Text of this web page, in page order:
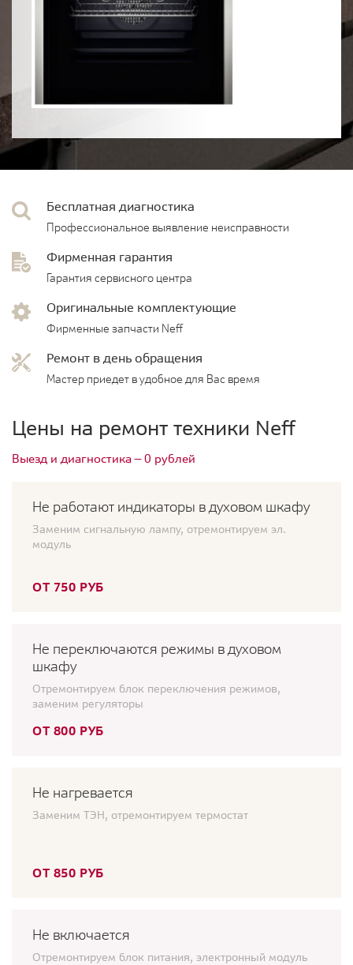
Бесплатная диагностика
Профессиональное выявление неисправности
Фирменная гарантия
Гарантия сервисного центра
Оригинальные комплектующие
Фирменные запчасти Neff
Ремонт в день обращения
Мастер приедет в удобное для Вас время
Цены на ремонт техники Neff
Выезд и диагностика — 0 рублей
Не работают индикаторы в духовом шкафу
Заменим сигнальную лампу, отремонтируем эл.
модуль
ОТ 750 РУБ
Не переключаются режимы в духовом
шкафу
Отремонтируем блок переключения режимов,
заменим регуляторы
ОТ 800 РУБ
Не нагревается
Заменим ТЭН, отремонтируем термостат
ОТ 850 РУБ
Не включается
Отремонтируем блок питания, электронный модуль